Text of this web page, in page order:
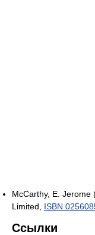
McCarthy, E. Jerome
Limited, ISBN
Ссылки